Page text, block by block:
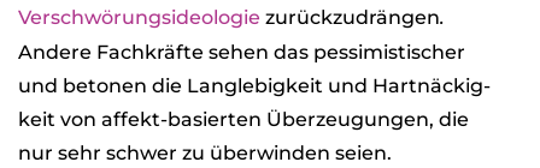
Ver­schwö­rungs­ideo­lo­gie zurück­zu­drän­gen.
Andere Fach­kräfte sehen das pes­si­mis­ti­scher
und beto­nen die Lang­le­big­keit und Hart­nä­ckig­
keit von affekt-basier­ten Über­zeu­gun­gen, die
nur sehr schwer zu über­win­den seien.